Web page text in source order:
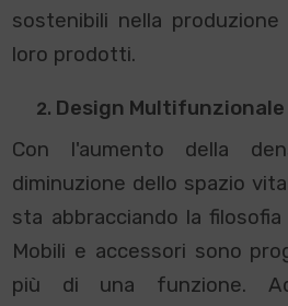
sostenibili nella
loro prodotti.
Design Multifunzionale
Con l'aumento della
diminuzione dello spazio
sta abbracciando la
Mobili e accessori sono
più di una funzione.